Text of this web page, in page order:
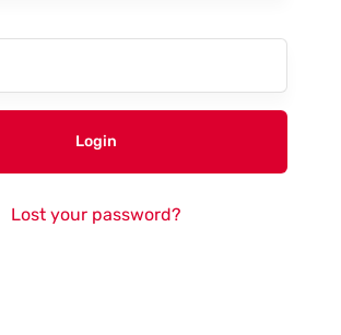
Login
Lost your password?